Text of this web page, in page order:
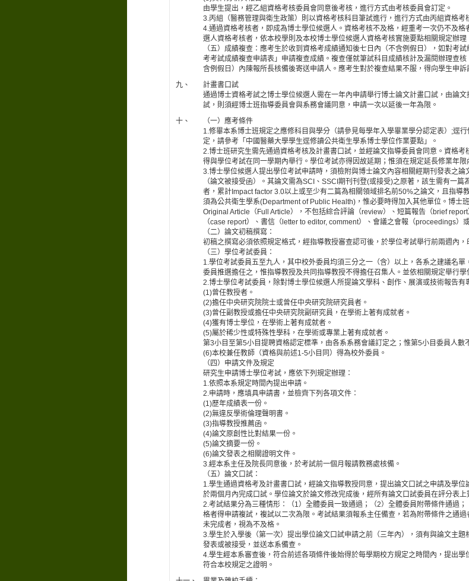
由學生提出，經乙組資格考核委員會同意後考核，進行方式由考核委員會訂定。
3.丙組（醫務管理與衛生政策）則以資格考核科目筆試進行，進行方式由丙組資格考
4.通過資格考核者，即成為博士學位候選人。資格考核不及格，經重考一次仍不及
選人資格考核者，依本校學則及本校博士學位候選人資格考核實施要點相關規定辦理
（五）成績複查：應考生於收到資格考成績通知後七日內（不含例假日），如對考
考考試成績複查申請表」申請複查成績。複查僅就筆試科目成績核計及漏閱辦理查
含例假日）內陳報所長核備後寄送申請人。應考生對於複查結果不服，得向學生申訴
九、
計畫書口試
通過博士資格考試之博士學位候選人需在一年內申請舉行博士論文計畫口試，由論
試，則須經博士班指導委員會與系務會議同意，申請一次以延後一年為限。
十、
（一）應考條件
1.修畢本系博士班規定之應修科目與學分（請參見每學年入學畢業學分認定表）;逕
定，請參考「中國醫藥大學學生逕修讀公共衛生學系博士學位作業要點」。
2.博士班研究生需先通過資格考核及計畫書口試，並經論文指導委員會同意。資格
得與學位考試在同一學期內舉行。學位考試亦得因故延期；惟須在規定延長修業年限
3.博士學位候選人提出學位考試申請時，須檢附與博士論文內容相關經期刊發表之
（論文被接受函）。其論文需為SCI、SSCI期刊刊登(或接受)之原著，該生需有一
者，累計Impact factor 3.0以上或至少有二篇為相關領域排名前50%之論文，且指導
須為公共衛生學系(Department of Public Health)，惟必要時得加入其他單位。博士
Original Article（Full Article），不包括綜合評論（review）、短篇報告（brief
（case report）、書信（letter to editor, comment）、會議之會報（proceedings）
（二）論文初稿撰寫：
初稿之撰寫必須依照規定格式，經指導教授審查認可後，於學位考試舉行前兩週內，
（三）學位考試委員：
1.學位考試委員五至九人，其中校外委員均須三分之一（含）以上，各系之建議名
委員推選擔任之，惟指導教授及共同指導教授不得擔任召集人。並依相關規定舉行學
2.博士學位考試委員，除對博士學位候選人所提論文學科、創作、展演或技術報告有
(1)曾任教授者。
(2)擔任中央研究院院士或曾任中央研究院研究員者。
(3)曾任副教授或擔任中央研究院副研究員，在學術上著有成就者。
(4)獲有博士學位，在學術上著有成就者。
(5)屬於稀少性或特殊性學科，在學術或專業上著有成就者。
第3小目至第5小目提聘資格認定標準，由各系系務會議訂定之；惟第5小目委員人數
(6)本校兼任教師（資格與前述1-5小目同）得為校外委員。
（四）申請文件及規定
研究生申請博士學位考試，應依下列規定辦理：
1.依照本系規定時間內提出申請。
2.申請時，應填具申請書，並檢齊下列各項文件：
(1)歷年成績表一份。
(2)無違反學術倫理聲明書。
(3)指導教授推薦函。
(4)論文原創性比對結果一份。
(5)論文摘要一份。
(6)論文發表之相關證明文件。
3.經本系主任及院長同意後，於考試前一個月報請教務處核備。
（五）論文口試：
1.學生通過資格考及計畫書口試，經論文指導教授同意，提出論文口試之申請及學
於兩個月內完成口試。學位論文於論文修改完成後，經所有論文口試委員在評分表上
2.考試結果分為三種情形：（1）全體委員一致通過；（2）全體委員附帶條件通過
格者得申請複試，複試以二次為限。考試結果須報系主任備查，若為附帶條件之通
未完成者，視為不及格。
3.學生於入學後（第一次）提出學位論文口試申請之前（三年內），須有與論文主
發表或被接受，並送本系備查。
4.學生經本系審查後，符合前述各項條件後始得於每學期校方規定之時間內，提出
符合本校規定之證明。